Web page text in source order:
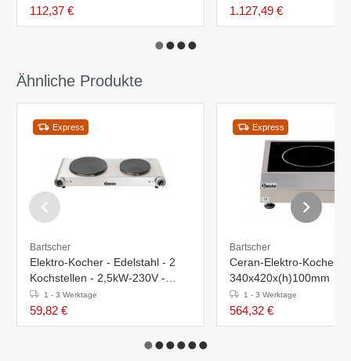
112,37 € 1.127,49 €
Ähnliche Produkte
Express
Bartscher
Elektro-Kocher - Edelstahl - 2
Kochstellen - 2,5kW-230V -
535x225x(h)90mm
1 - 3 Werktage
59,82 €
Express
Bartscher
Ceran-Elektro-Kocher -
340x420x(h)100mm
1 - 3 Werktage
564,32 €